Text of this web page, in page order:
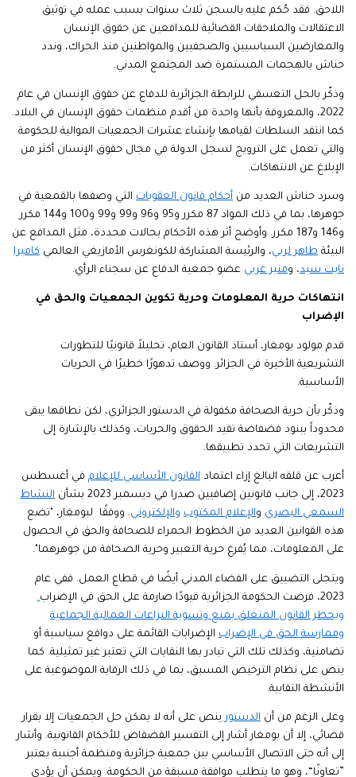
اللاحق. فقد حُكم عليه بالسجن ثلاث سنوات بسبب عمله في توثيق
الاعتقالات والملاحقات القضائية للمدافعين عن حقوق الإنسان
والمعارضين السياسيين والصحفيين والمواطنين منذ الحراك، وندد
حناش بالهجمات المستمرة ضد المجتمع المدني.
وذكّر بالحل التعسفي للرابطة الجزائرية للدفاع عن حقوق الإنسان في عام
2022، والمعروفة بأنها واحدة من أقدم منظمات حقوق الإنسان في البلاد.
كما انتقد السلطات لقيامها بإنشاء عشرات الجمعيات الموالية للحكومة
والتي تعمل على الترويج لسجل الدولة في مجال حقوق الإنسان أكثر من
الإبلاغ عن الانتهاكات.
وسرد حناش العديد من أحكام قانون العقوبات التي وصفها بالقمعية في
جوهرها، بما في ذلك المواد 87 مكرر و95 و96 و99 و99 و100 و144 مكرر
و146 و187 مكرر. وأوضح أثر هذه الأحكام بحالات محددة، مثل المدافع عن
البيئة طاهر لربي، والرئيسة المشاركة للكونغرس الأمازيغي العالمي كاميرا
نايت سيد، ومنير غربي عضو جمعية الدفاع عن سجناء الرأي.
انتهاكات حرية المعلومات وحرية تكوين الجمعيات والحق في
الإضراب
قدم مولود بومغار، أستاذ القانون العام، تحليلاً قانونيًا للتطورات
التشريعية الأخيرة في الجزائر. ووصف تدهورًا خطيرًا في الحريات
الأساسية.
وذكّر بأن حرية الصحافة مكفولة في الدستور الجزائري، لكن نطاقها يبقى
محدوداً ببنود فضفاضة تقيد الحقوق والحريات، وكذلك بالإشارة إلى
التشريعات التي تحدد تطبيقها.
أعرب عن قلقه البالغ إزاء اعتماد القانون الأساسي للإعلام في أغسطس
2023، إلى جانب قانونين إضافيين صدرا في ديسمبر 2023 بشأن
النشاط
السمعي البصري والإعلام المكتوب والإلكتروني. ووفقًا لبومغار، "تضع
هذه القوانين العديد من الخطوط الحمراء للصحافة والحق في الحصول
على المعلومات، مما يُفرغ حرية التعبير وحرية الصحافة من جوهرهما".
ويتجلى التضييق على الفضاء المدني أيضًا في قطاع العمل. ففي عام
2023، فرضت الحكومة الجزائرية قيودًا صارمة على الحق في الإضراب
.
ويحظر القانون المتعلق بمنع وتسوية النزاعات العمالية الجماعية
وممارسة الحق في الإضراب الإضرابات القائمة على دوافع سياسية أو
تضامنية، وكذلك تلك التي تبادر بها النقابات التي تعتبر غير تمثيلية. كما
ينص على نظام الترخيص المسبق، بما في ذلك الرقابة الموضوعية على
الأنشطة النقابية.
وعلى الرغم من أن الدستورينص على أنه لا يمكن حل الجمعيات إلا بقرار
قضائي، إلا أن بومغار أشار إلى التفسير الفضفاض للأحكام القانونية. وأشار
إلى أنه حتى الاتصال الأساسي بين جمعية جزائرية ومنظمة أجنبية يعتبر
”تعاونًا“، وهو ما يتطلب موافقة مسبقة من الحكومة. ويمكن أن يؤدي